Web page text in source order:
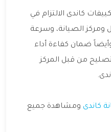
كاندى الالتزام في
ومركز الصيانة، وسرعة
ضمان كفاءة أداء
من قبل المركز
كاندى ومشاهدة جميع